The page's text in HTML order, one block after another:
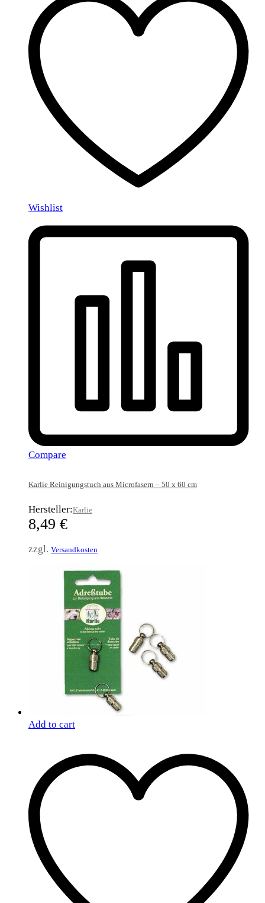
Wishlist
Compare
Karlie Reinigungstuch aus Microfasern – 50 x 60 cm
Hersteller:Karlie
8,49 €
zzgl. Versandkosten
Add to cart